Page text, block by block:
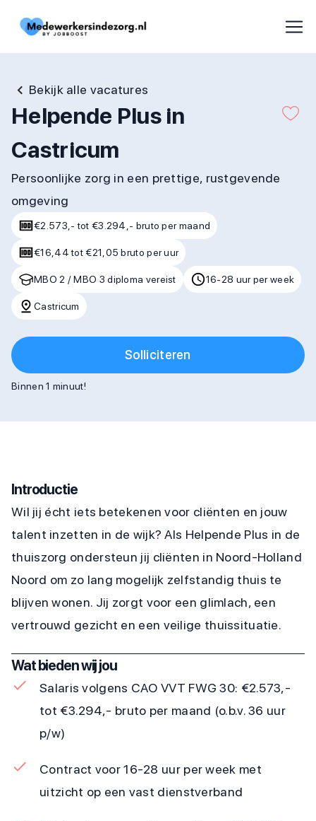
Bekijk alle vacatures
Helpende Plus in
Castricum
Persoonlijke zorg in een prettige, rustgevende
omgeving
€2.573,- tot €3.294,- bruto per maand
€16,44 tot €21,05 bruto per uur
MBO 2 / MBO 3 diploma vereist 16-28 uur per week
Castricum
Solliciteren
Binnen 1 minuut!
Introductie
Wil jij écht iets betekenen voor cliënten en jouw
talent inzetten in de wijk? Als Helpende Plus in de
thuiszorg ondersteun jij cliënten in Noord-Holland
Noord om zo lang mogelijk zelfstandig thuis te
blijven wonen. Jij zorgt voor een glimlach, een
vertrouwd gezicht en een veilige thuissituatie.
Wat bieden wij jou
Salaris volgens CAO VVT FWG 30: €2.573,-
tot €3.294,- bruto per maand (o.b.v. 36 uur
p/w)
Contract voor 16-28 uur per week met
uitzicht op een vast dienstverband